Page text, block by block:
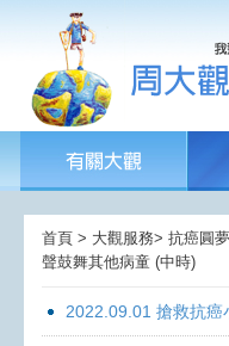
首頁 > 大觀服務> 抗癌圓
聲鼓舞其他病童 (中時)
2022.09.01 搶救抗